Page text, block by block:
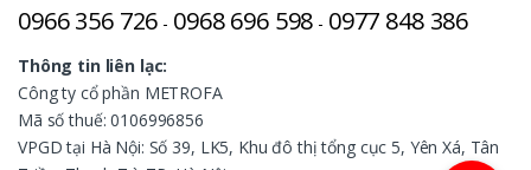
0966 356 726 - 0968 696 598 - 0977 848 386
Thông tin liên lạc:
Công ty cổ phần METROFA
Mã số thuế: 0106996856
VPGD tại Hà Nội: Số 39, LK5, Khu đô thị tổng cục 5, Yên Xá, Tân